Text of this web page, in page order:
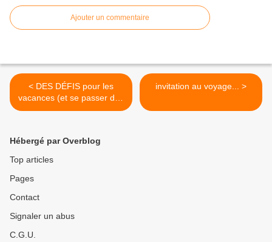
Ajouter un commentaire
< DES DÉFIS pour les
vacances (et se passer des
différents écrans !)
invitation au voyage... >
Hébergé par Overblog
Top articles
Pages
Contact
Signaler un abus
C.G.U.